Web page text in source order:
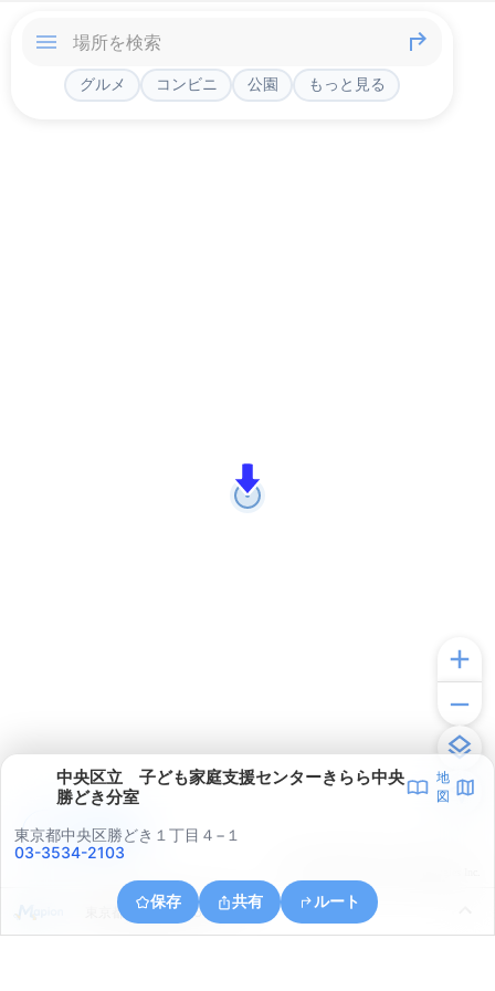
グルメ コンビニ 公園 もっと見る
中央区立 子ども家庭支援センターきらら中央
勝どき分室
地
図
東京都中央区勝どき１丁目４−１
03-3534-2103
保存 共有 ルート
東京都江東区豊洲５丁目６
アプリで見る